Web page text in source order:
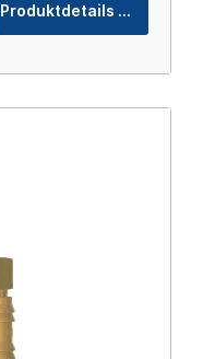
Produktdetails